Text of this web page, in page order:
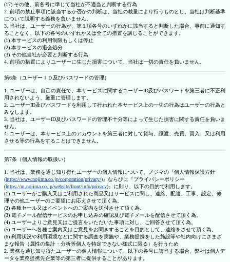
(17) その他、前各号に準じて当社が不適当と判断する行為
2. 前項の禁止事項に該当するか否かの判断は、当社の裁量により行うものとし、当社は判断基準
について説明する義務を負いません。
3. 当社は、ユーザーの行為が、第１項各号のいずれかに該当すると判断した場合、事前に通知す
ることなく、以下の各号のいずれか又は全ての措置を講じることができます。
(1) 本サービスの利用制限もしくは停止
(2) 本サービスの退会処分
(3) その他当社が必要と判断する行為
4. 前項の措置によりユーザーに生じた損害について、当社は一切の責任を負いません。
第6条（ユーザーＩＤ及びパスワードの管理）
1. ユーザーは、自己の責任で、本サービスに関するユーザーID及びパスワードを第三者に不正利
用されないよう、厳重に管理します。
2. ユーザーID及びパスワードを利用して行われた本サービス上の一切の行為はユーザーの行為と
みなします。
3. 当社は、ユーザーID及びパスワードの管理不十分等によって生じた損害に関する責任を負いま
せん。
4. ユーザーは、本サービス上のアカウントを第三者に対して貸与、譲渡、売買、質入、又は利用
させる等の行為をすることはできません。
第7条（個人情報の取扱い）
1. 当社は、業務を通じ知り得たユーザーの個人情報について、ノジマの『個人情報保護方針
(https://www.nojima.co.jp/corporation/privacy/)』ならびに『プライバシーポリシー
(https://m.nojima.co.jp/website/front/info/privacy)』に則り、以下の目的で利用します。
(1) ユーザーがご購入又はご利用された商品又はサービスに関し、連絡、配達、工事、設定、修
理その他ユーザーのご要望にお応えさせて頂く為。
(2) 各種セール又はイベントへのご案内を送付させて頂く為。
(3) 電子メール配信サービスのお申し込みの確認及び電子メールを配信させて頂く為。
(4) ユーザーよりご意見又はご提言をいただいた事項に対し、ご回答させて頂く為。
(5) ユーザーへ各種ご案内又はご意見をお聞きすることを目的として、連絡をさせて頂く為。
(6) 利用状況や利用環境などに関する調査を実施や、業務提携をした施設等や社内向けにさまざ
まな報告（属性の集計・分析等個人を特定できない様式に限る）を行うため
2. 業務を通じ知り得たユーザーの個人情報について、以下の各号に該当する場合、弊社は個人デ
ータを業務提携先企業等の第三者に提供することがあります。